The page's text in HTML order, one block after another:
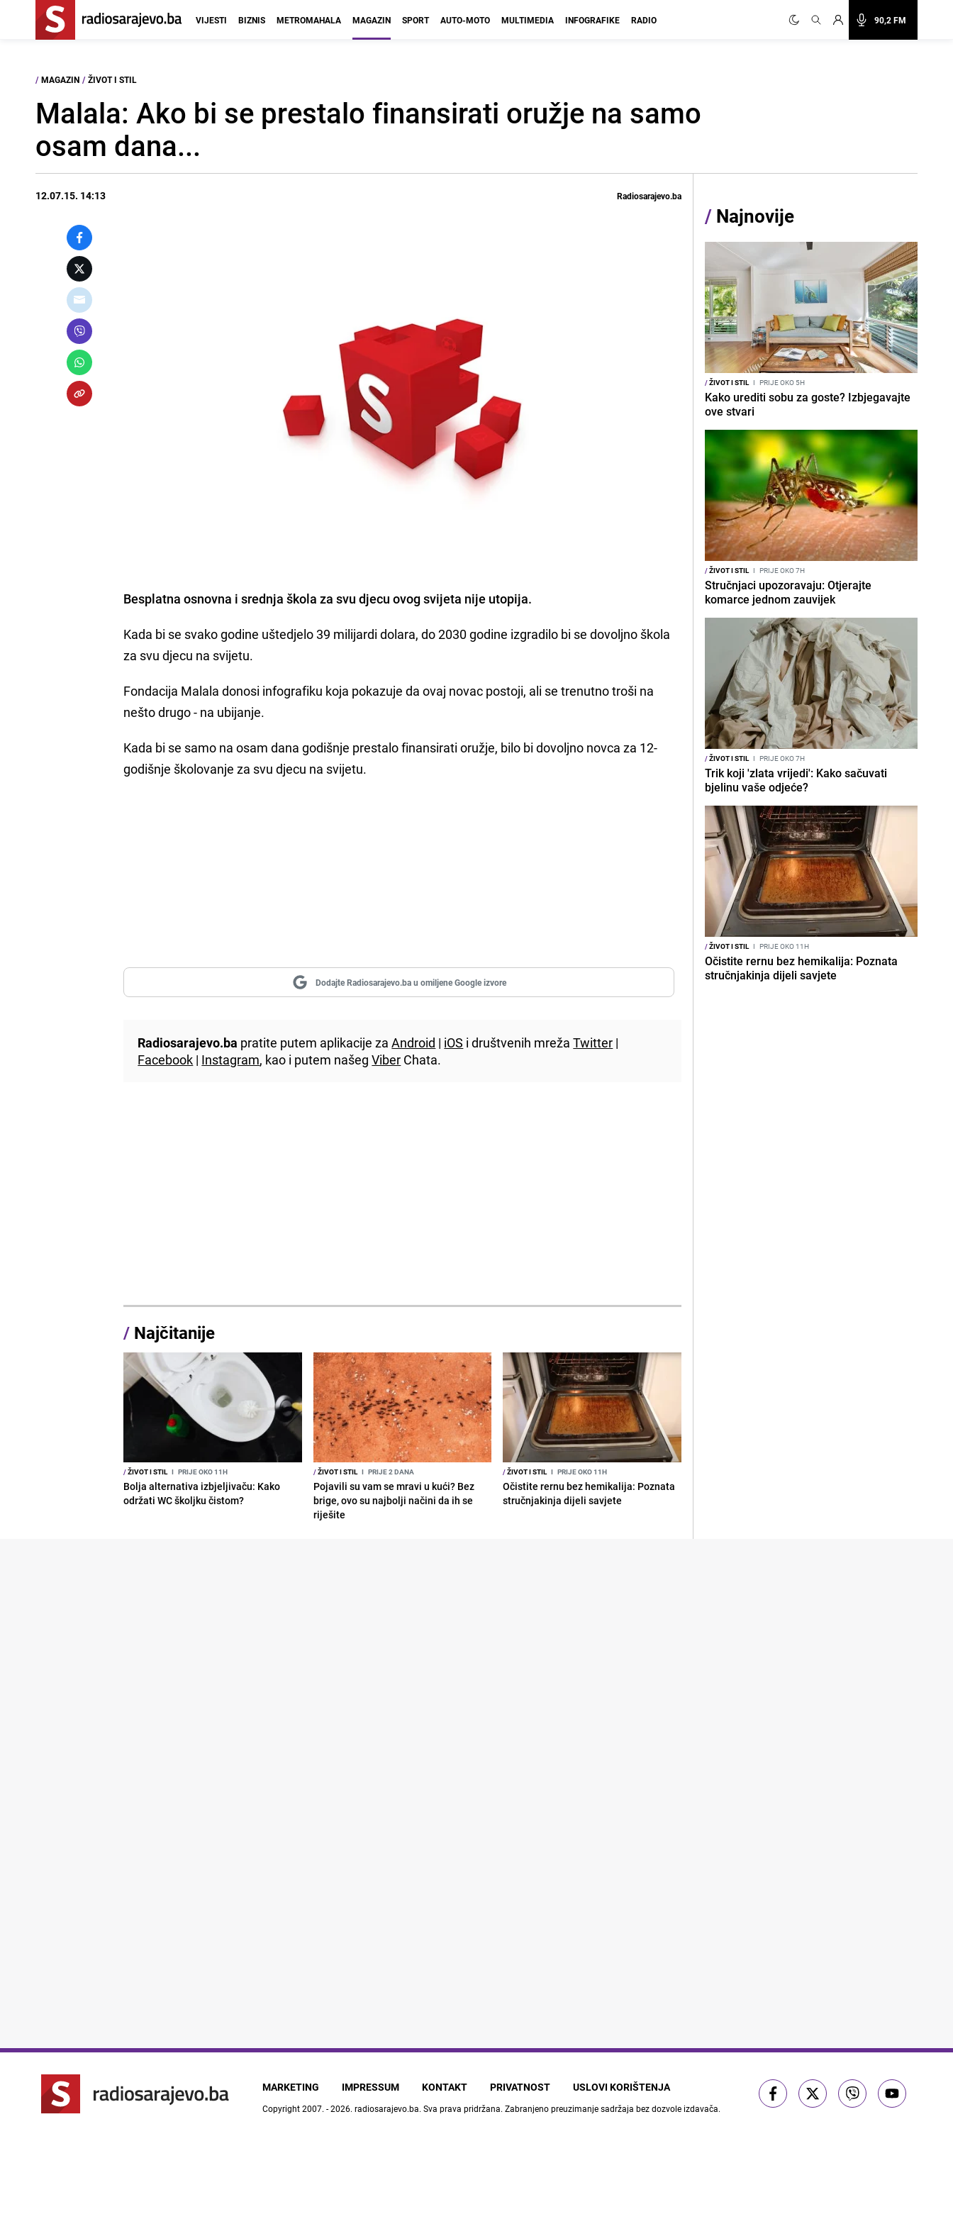
90,2 FM
VIJESTI BIZNIS METROMAHALA MAGAZIN SPORT AUTO-MOTO MULTIMEDIA INFOGRAFIKE RADIO
/ MAGAZIN / ŽIVOT I STIL
Malala: Ako bi se prestalo finansirati oružje na samo
osam dana...
12.07.15. 14:13 Radiosarajevo.ba
Besplatna osnovna i srednja škola za svu djecu ovog svijeta nije utopija.
Kada bi se svako godine uštedjelo 39 milijardi dolara, do 2030 godine izgradilo bi se dovoljno škola
za svu djecu na svijetu.
Fondacija Malala donosi infografiku koja pokazuje da ovaj novac postoji, ali se trenutno troši na
nešto drugo - na ubijanje.
Kada bi se samo na osam dana godišnje prestalo finansirati oružje, bilo bi dovoljno novca za 12-
godišnje školovanje za svu djecu na svijetu.
Dodajte Radiosarajevo.ba u omiljene Google izvore
Radiosarajevo.ba pratite putem aplikacije zaAndroid | iOS i društvenih mrežaTwitter |
Facebook | Instagram, kao i putem našegViber Chata.
/ Najčitanije
/ŽIVOT I STIL I PRIJE OKO 11H
Bolja alternativa izbjeljivaču: Kako
održati WC školjku čistom?
/ŽIVOT I STIL I PRIJE 2 DANA
Pojavili su vam se mravi u kući? Bez
brige, ovo su najbolji načini da ih se
riješite
/ŽIVOT I STIL I PRIJE OKO 11H
Očistite rernu bez hemikalija: Poznata
stručnjakinja dijeli savjete
/ Najnovije
/ŽIVOT I STIL I PRIJE OKO 5H
Kako urediti sobu za goste? Izbjegavajte
ove stvari
/ŽIVOT I STIL I PRIJE OKO 7H
Stručnjaci upozoravaju: Otjerajte
komarce jednom zauvijek
/ŽIVOT I STIL I PRIJE OKO 7H
Trik koji 'zlata vrijedi': Kako sačuvati
bjelinu vaše odjeće?
/ŽIVOT I STIL I PRIJE OKO 11H
Očistite rernu bez hemikalija: Poznata
stručnjakinja dijeli savjete
MARKETING IMPRESSUM KONTAKT PRIVATNOST USLOVI KORIŠTENJA
Copyright 2007. - 2026. radiosarajevo.ba. Sva prava pridržana. Zabranjeno preuzimanje sadržaja bez dozvole izdavača.